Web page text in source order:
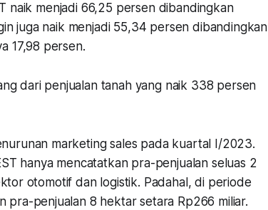
naik menjadi 66,25 persen dibandingkan
juga naik menjadi 55,34 persen dibandingkan
17,98 persen.
dari penjualan tanah yang naik 338 persen
marketing sales pada kuartal I/2023.
hanya mencatatkan pra-penjualan seluas 2
otomotif dan logistik. Padahal, di periode
pra-penjualan 8 hektar setara Rp266 miliar.